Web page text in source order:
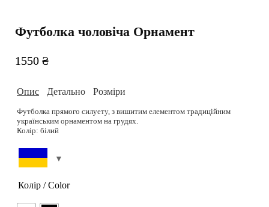
Футболка чоловіча Орнамент
1550 ₴
Опис Детально Розміри
Футболка прямого силуету, з вишитим елементом традиційним
українським орнаментом на грудях.
Колір: білий
Склад: 95% бавовна, 5% еластан.
Догляд: Делікатне прання при 30-40 градусах навиворіт. Прасувати
при середній температурі.
Підібрати розмір можливо на сторінці
Колір / Color